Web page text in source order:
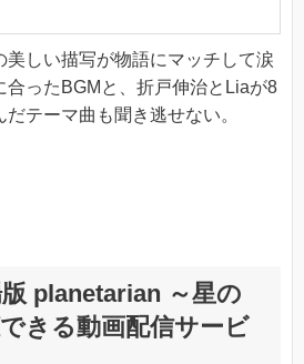
美しい描写が物語にマッチして涙
合ったBGMと、折戸伸治とLiaが8
テーマ曲も聞き逃せない。
planetarian ～星の
きる動画配信サービ